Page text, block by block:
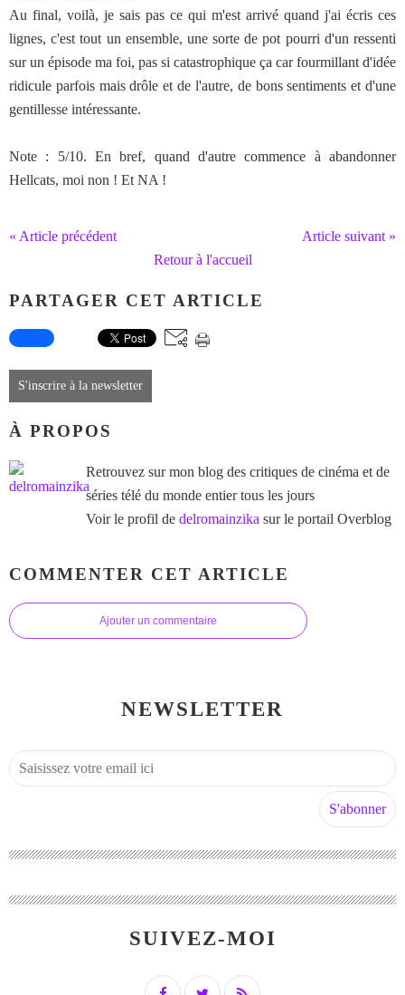
Au final, voilà, je sais pas ce qui m'est arrivé quand j'ai écris ces
lignes, c'est tout un ensemble, une sorte de pot pourri d'un ressenti
sur un épisode ma foi, pas si catastrophique ça car fourmillant d'idée
ridicule parfois mais drôle et de l'autre, de bons sentiments et d'une
gentillesse intéressante.
Note : 5/10. En bref, quand d'autre commence à abandonner
Hellcats, moi non ! Et NA !
« Article précédent
Article suivant »
Retour à l'accueil
PARTAGER CET ARTICLE
S'inscrire à la newsletter
À PROPOS
Retrouvez sur mon blog des critiques de cinéma et de
séries télé du monde entier tous les jours
Voir le profil de delromainzika sur le portail Overblog
COMMENTER CET ARTICLE
Ajouter un commentaire
NEWSLETTER
SUIVEZ-MOI